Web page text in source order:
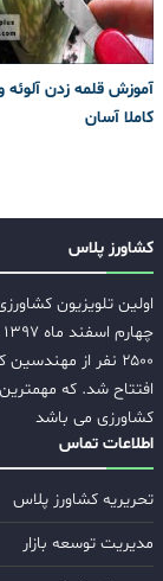
آموزش قلمه زدن آلوئه
کاملا آسان
کشاورز پلاس
اولین تلویزیون
۲۵۰۰ نفر از
افتتاح شد. که
کشاورزی می باشد
اطلاعات تماس
تحریریه کشاورز پلاس
مدیریت توسعه بازار